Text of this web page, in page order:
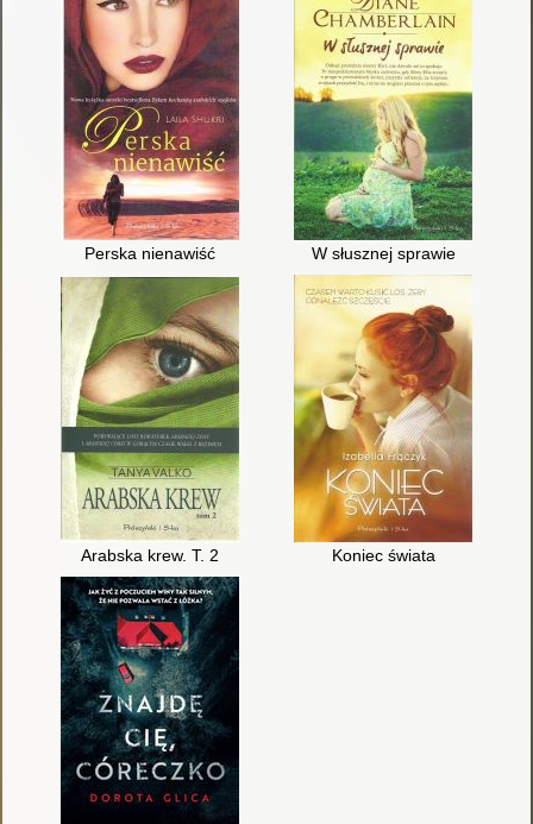
Perska nienawiść W słusznej sprawie
Arabska krew. T. 2 Koniec świata